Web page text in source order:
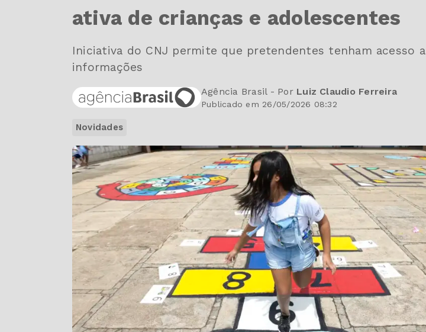
ativa de crianças e adolescentes
Iniciativa do CNJ permite que pretendentes tenham acesso a
informações
Agência Brasil - Por Luiz Claudio Ferreira
Publicado em 26/05/2026 08:32
Novidades